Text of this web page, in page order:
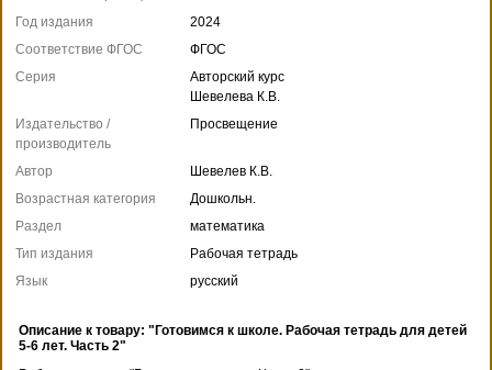
Год издания
2024
Соответствие ФГОС
ФГОС
Серия
Авторский курс
Шевелева К.В.
Издательство /
производитель
Просвещение
Автор
Шевелев К.В.
Возрастная категория
Дошкольн.
Раздел
математика
Тип издания
Рабочая тетрадь
Язык
русский
Описание к товару: "Готовимся к школе. Рабочая тетрадь для детей
5-6 лет. Часть 2"